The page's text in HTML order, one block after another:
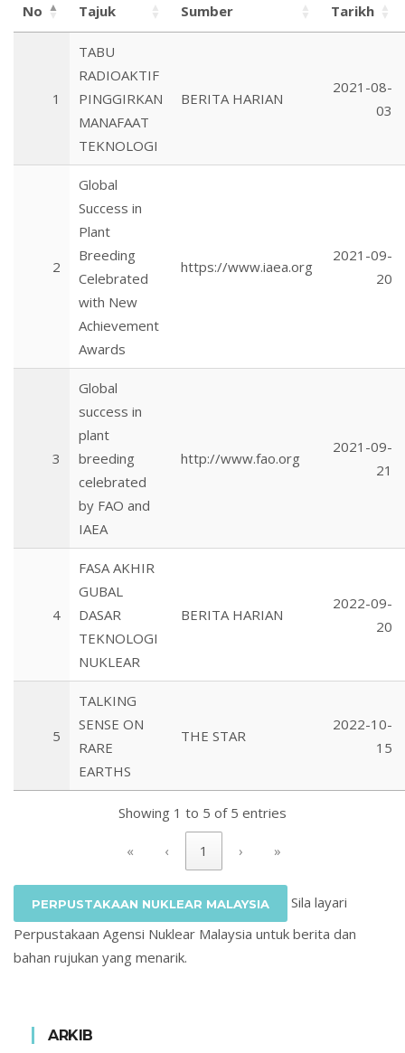
No Tajuk Sumber Tarikh
1
TABU
RADIOAKTIF
PINGGIRKAN
MANAFAAT
TEKNOLOGI
BERITA HARIAN
2021-08-
03
2
Global
Success in
Plant
Breeding
Celebrated
with New
Achievement
Awards
https://www.iaea.org
2021-09-
20
3
Global
success in
plant
breeding
celebrated
by FAO and
IAEA
http://www.fao.org
2021-09-
21
4
FASA AKHIR
GUBAL
DASAR
TEKNOLOGI
NUKLEAR
BERITA HARIAN
2022-09-
20
5
TALKING
SENSE ON
RARE
EARTHS
THE STAR
2022-10-
15
Showing 1 to 5 of 5 entries
« ‹ 1 › »
PERPUSTAKAAN NUKLEAR MALAYSIA
Sila layari
Perpustakaan Agensi Nuklear Malaysia untuk berita dan
bahan rujukan yang menarik.
ARKIB